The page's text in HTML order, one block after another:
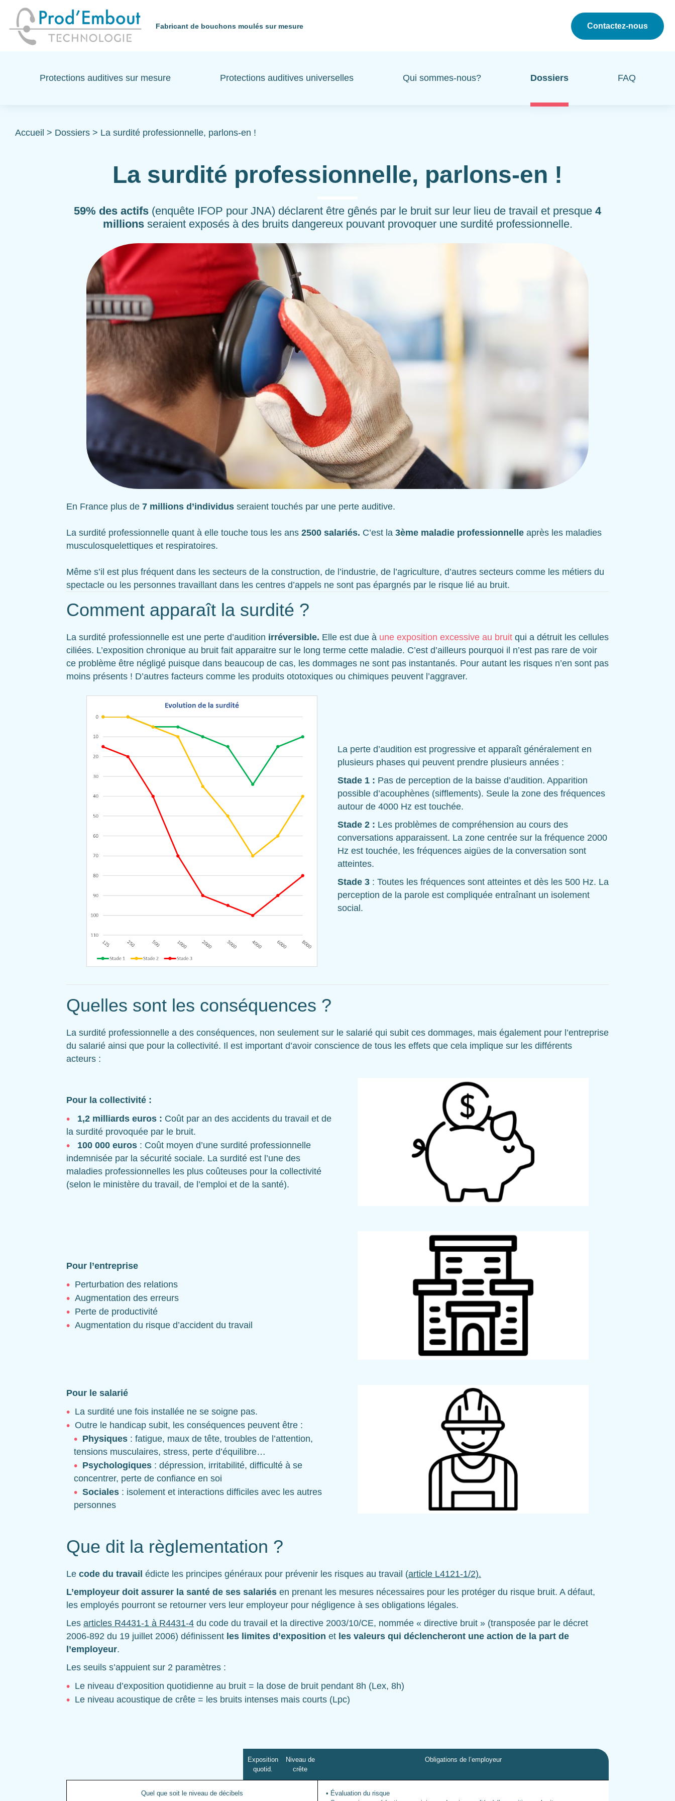
Fabricant de bouchons moulés sur mesure Contactez-nous
Protections auditives sur mesure Protections auditives universelles Qui sommes-nous? Dossiers FAQ
Accueil > Dossiers > La surdité professionnelle, parlons-en !
La surdité professionnelle, parlons-en !
59% des actifs (enquête IFOP pour JNA) déclarent être gênés par le bruit sur leur lieu de travail et presque 4
millionsseraient exposés à des bruits dangereux pouvant provoquer une surdité professionnelle.
En France plus de 7 millions d’individus seraient touchés par une perte auditive.
La surdité professionnelle quant à elle touche tous les ans 2500 salariés. C’est la 3ème maladie professionnelle après les maladies
musculosquelettiques et respiratoires.
Même s’il est plus fréquent dans les secteurs de la construction, de l’industrie, de l’agriculture, d’autres secteurs comme les métiers du
spectacle ou les personnes travaillant dans les centres d’appels ne sont pas épargnés par le risque lié au bruit.
Comment apparaît la surdité ?
La surdité professionnelle est une perte d’audition irréversible. Elle est due à une exposition excessive au bruit qui a détruit les cellules
ciliées. L’exposition chronique au bruit fait apparaitre sur le long terme cette maladie. C’est d’ailleurs pourquoi il n’est pas rare de voir
ce problème être négligé puisque dans beaucoup de cas, les dommages ne sont pas instantanés. Pour autant les risques n’en sont pas
moins présents ! D’autres facteurs comme les produits ototoxiques ou chimiques peuvent l’aggraver.
La perte d’audition est progressive et apparaît généralement en
plusieurs phases qui peuvent prendre plusieurs années :
Stade 1 : Pas de perception de la baisse d’audition. Apparition
possible d’acouphènes (sifflements). Seule la zone des fréquences
autour de 4000 Hz est touchée.
Stade 2 : Les problèmes de compréhension au cours des
conversations apparaissent. La zone centrée sur la fréquence 2000
Hz est touchée, les fréquences aigües de la conversation sont
atteintes.
Stade 3 : Toutes les fréquences sont atteintes et dès les 500 Hz. La
perception de la parole est compliquée entraînant un isolement
social.
Quelles sont les conséquences ?
La surdité professionnelle a des conséquences, non seulement sur le salarié qui subit ces dommages, mais également pour l’entreprise
du salarié ainsi que pour la collectivité. Il est important d’avoir conscience de tous les effets que cela implique sur les différents
acteurs :
Pour la collectivité :
1,2 milliards euros : Coût par an des accidents du travail et de
la surdité provoquée par le bruit.
100 000 euros : Coût moyen d’une surdité professionnelle
indemnisée par la sécurité sociale. La surdité est l’une des
maladies professionnelles les plus coûteuses pour la collectivité
(selon le ministère du travail, de l’emploi et de la santé).
Pour l’entreprise
Perturbation des relations
Augmentation des erreurs
Perte de productivité
Augmentation du risque d’accident du travail
Pour le salarié
La surdité une fois installée ne se soigne pas.
Outre le handicap subit, les conséquences peuvent être :
Physiques : fatigue, maux de tête, troubles de l’attention,
tensions musculaires, stress, perte d’équilibre…
Psychologiques : dépression, irritabilité, difficulté à se
concentrer, perte de confiance en soi
Sociales : isolement et interactions difficiles avec les autres
personnes
Que dit la règlementation ?
Le code du travail édicte les principes généraux pour prévenir les risques au travail (article L4121-1/2).
L’employeur doit assurer la santé de ses salariés en prenant les mesures nécessaires pour les protéger du risque bruit. A défaut,
les employés pourront se retourner vers leur employeur pour négligence à ses obligations légales.
Les articles R4431-1 à R4431-4 du code du travail et la directive 2003/10/CE, nommée « directive bruit » (transposée par le décret
2006-892 du 19 juillet 2006) définissent les limites d’exposition et les valeurs qui déclencheront une action de la part de
l’employeur.
Les seuils s’appuient sur 2 paramètres :
Le niveau d’exposition quotidienne au bruit = la dose de bruit pendant 8h (Lex, 8h)
Le niveau acoustique de crête = les bruits intenses mais courts (Lpc)
Exposition
quotid.
Niveau de
crête
Obligations de l’employeur
Quel que soit le niveau de décibels
• Évaluation du risque